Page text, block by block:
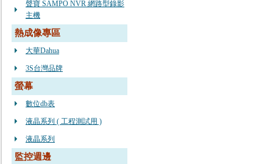
聲寶 SAMPO NVR 網路型錄影
主機
熱成像專區
大華Dahua
3S台灣品牌
螢幕
數位db表
液晶系列 ( 工程測試用 )
液晶系列
監控週邊